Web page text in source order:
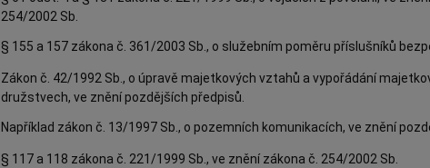
254/2002 Sb.
§ 155 a 157 zákona č. 361/2003 Sb., o služebním poměru příslušníků
Zákon č. 42/1992 Sb., o úpravě majetkových vztahů a vypořádání
družstvech, ve znění pozdějších předpisů.
Například zákon č. 13/1997 Sb., o pozemních komunikacích, ve znění
§ 117 a 118 zákona č. 221/1999 Sb., ve znění zákona č. 254/2002 Sb.